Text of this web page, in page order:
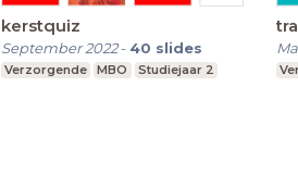
kerstquiz
September 2022- 40 slides
Verzorgende MBO Studiejaar 2